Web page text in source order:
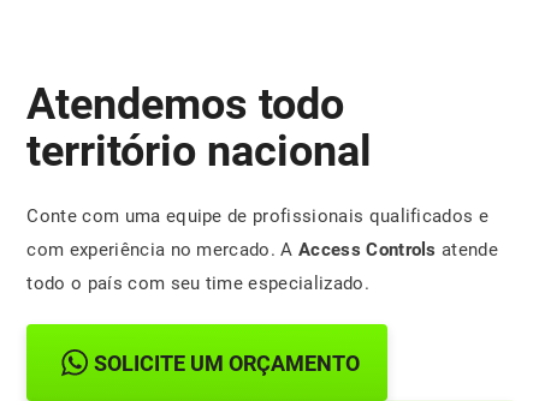
Atendemos todo
território nacional
Conte com uma equipe de profissionais qualificados e
com experiência no mercado. AAccess Controls atende
todo o país com seu time especializado.
SOLICITE UM ORÇAMENTO